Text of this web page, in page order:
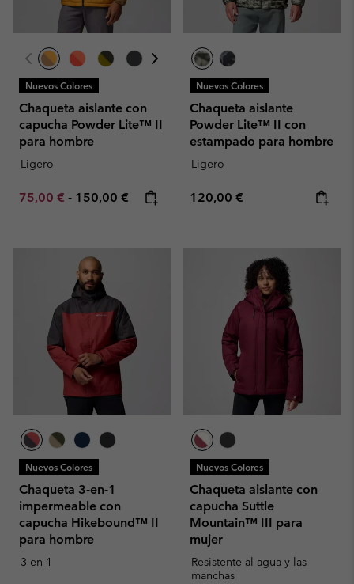
Nuevos Colores
Chaqueta aislante con
capucha Powder Lite™ II
para hombre
Ligero
Minimum sale price:
75,00 € - Maximum price:
150,00 €
Nuevos Colores
Chaqueta aislante
Powder Lite™ II con
estampado para hombre
Ligero
Regular price:
120,00 €
Nuevos Colores
Chaqueta 3-en-1
impermeable con
capucha Hikebound™ II
para hombre
3-en-1
Nuevos Colores
Chaqueta aislante con
capucha Suttle
Mountain™ III para
mujer
Resistente al agua y las
manchas